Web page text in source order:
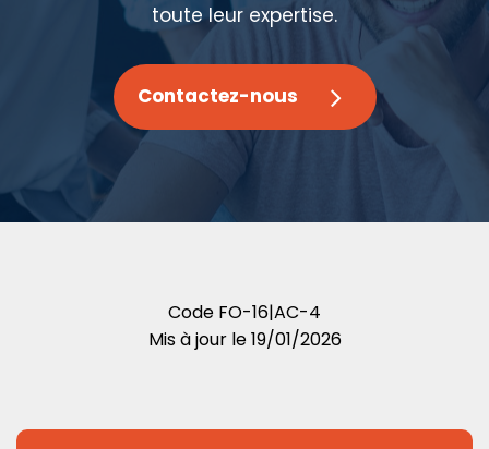
toute leur expertise.
Contactez-nous
Code FO-16|AC-4
Mis à jour le19/01/2026